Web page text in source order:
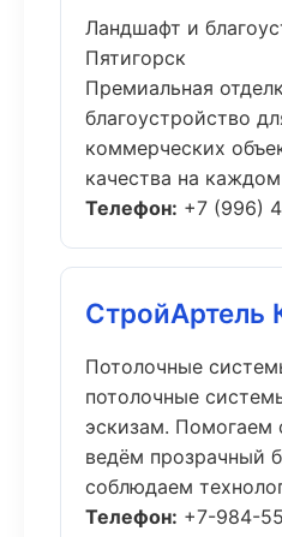
Ландшафт и
Пятигорск
Премиальная
благоустройство
коммерческих
качества на каждом
Телефон: +7 (996)
СтройАртель
Потолочные
потолочные
эскизам. Помогаем
ведём прозрачный
соблюдаем
Телефон: +7-984-